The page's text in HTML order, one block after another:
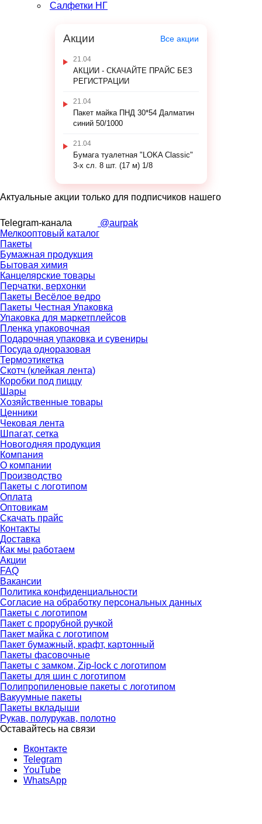
Салфетки НГ
Акции Все акции
21.04
АКЦИИ - СКАЧАЙТЕ ПРАЙС БЕЗ
РЕГИСТРАЦИИ
21.04
Пакет майка ПНД 30*54 Далматин
синий 50/1000
21.04
Бумага туалетная "LOKA Classic"
3-х сл. 8 шт. (17 м) 1/8
Актуальные акции только для подписчиков нашего
Telegram-канала
@aurpak
Мелкооптовый каталог
Пакеты
Бумажная продукция
Бытовая химия
Канцелярские товары
Перчатки, верхонки
Пакеты Весёлое ведро
Пакеты Честная Упаковка
Упаковка для маркетплейсов
Пленка упаковочная
Подарочная упаковка и сувениры
Посуда одноразовая
Термоэтикетка
Скотч (клейкая лента)
Коробки под пиццу
Шары
Хозяйственные товары
Ценники
Чековая лента
Шпагат, сетка
Новогодняя продукция
Компания
О компании
Производство
Пакеты с логотипом
Оплата
Оптовикам
Скачать прайс
Контакты
Доставка
Как мы работаем
Акции
FAQ
Вакансии
Политика конфиденциальности
Согласие на обработку персональных данных
Пакеты с логотипом
Пакет с прорубной ручкой
Пакет майка с логотипом
Пакет бумажный, крафт, картонный
Пакеты фасовочные
Пакеты с замком, Zip-lock с логотипом
Пакеты для шин с логотипом
Полипропиленовые пакеты с логотипом
Вакуумные пакеты
Пакеты вкладыши
Рукав, полурукав, полотно
Оставайтесь на связи
Вконтакте
Telegram
YouTube
WhatsApp